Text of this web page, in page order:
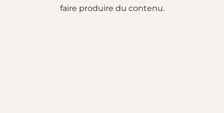
faire produire du contenu.